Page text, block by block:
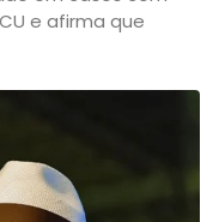
e afirma que